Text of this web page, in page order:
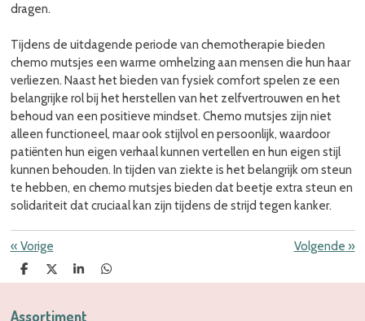
dragen.
Tijdens de uitdagende periode van chemotherapie bieden
chemo mutsjes een warme omhelzing aan mensen die hun haar
verliezen. Naast het bieden van fysiek comfort spelen ze een
belangrijke rol bij het herstellen van het zelfvertrouwen en het
behoud van een positieve mindset. Chemo mutsjes zijn niet
alleen functioneel, maar ook stijlvol en persoonlijk, waardoor
patiënten hun eigen verhaal kunnen vertellen en hun eigen stijl
kunnen behouden. In tijden van ziekte is het belangrijk om steun
te hebben, en chemo mutsjes bieden dat beetje extra steun en
solidariteit dat cruciaal kan zijn tijdens de strijd tegen kanker.
« Vorige Volgende »
D
e
D
e
l
S
h
D
e
Assortiment